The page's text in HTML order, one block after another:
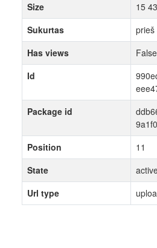
Size
15
Sukurtas
prieš
Has views
False
Id
Package id
Position
11
State
Url type